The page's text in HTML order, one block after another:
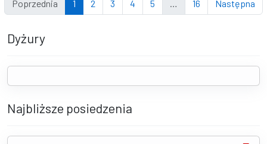
Poprzednia
1 2 3 4 5 16 Następna
Dyżury
Najbliższe posiedzenia